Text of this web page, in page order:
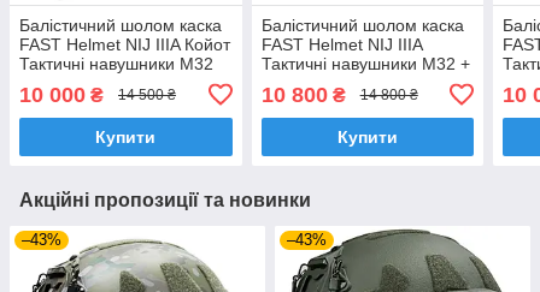
Балістичний шолом каска
FAST Helmet NIJ IIIA Койот
Тактичні навушники M32
10 000 ₴ 14 500 ₴
Купити
Балістичний шолом каска
FAST Helmet NIJ IIIA
Тактичні навушники M32 +
10 800₴ 14 800 ₴
Купити
10
Акційні пропозиції та новинки
–43% –43%